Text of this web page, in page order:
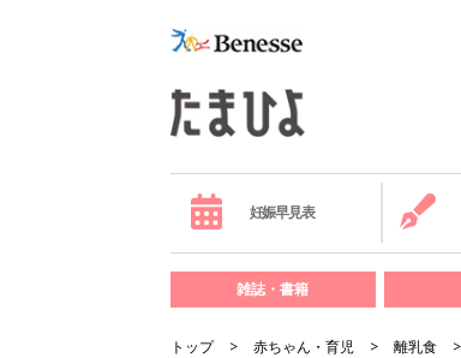
妊娠早見表
雑誌・書籍
トップ 赤ちゃん・育児 離乳食